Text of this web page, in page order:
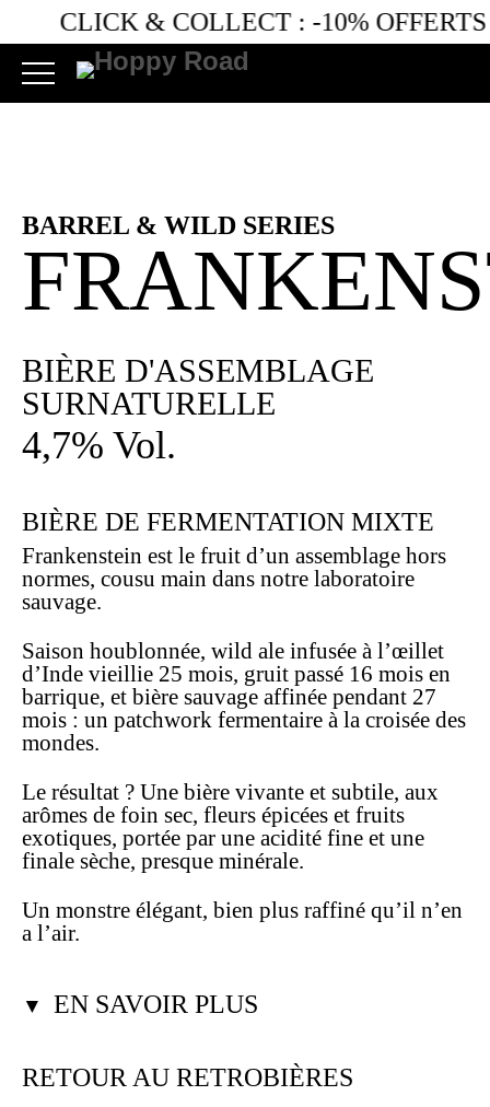
CLICK & COLLECT :-10% OFFERTS
BARREL & WILD SERIES
BIÈRE D'ASSEMBLAGE
SURNATURELLE
4,7% Vol.
BIÈRE DE FERMENTATION MIXTE
Frankenstein est le fruit d’un assemblage hors
normes, cousu main dans notre laboratoire
sauvage.
Saison houblonnée, wild ale infusée à l’œillet
d’Inde vieillie 25 mois, gruit passé 16 mois en
barrique, et bière sauvage affinée pendant 27
mois : un patchwork fermentaire à la croisée des
mondes.
Le résultat ? Une bière vivante et subtile, aux
arômes de foin sec, fleurs épicées et fruits
exotiques, portée par une acidité fine et une
finale sèche, presque minérale.
Un monstre élégant, bien plus raffiné qu’il n’en
a l’air.
▼ EN SAVOIR PLUS
RETOUR AU RETROBIÈRES